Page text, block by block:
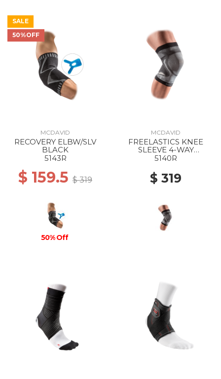
SALE
50%OFF
MCDAVID
RECOVERY ELBW/SLV
BLACK
5143R
$ 159.5 $ 319
50% Off
MCDAVID
FREELASTICS KNEE
SLEEVE 4-WAY
SEAMLESS ELASTIC
5140R
$ 319